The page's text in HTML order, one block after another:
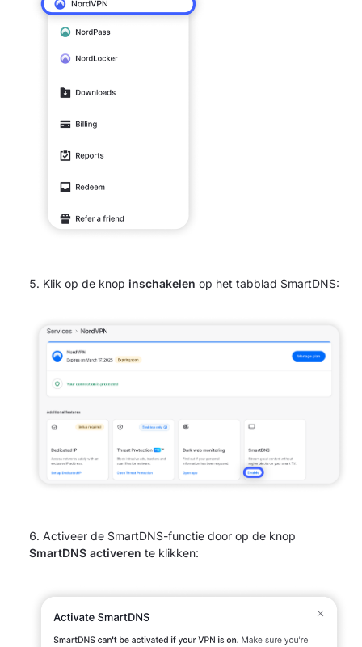
Klik op de knop inschakelen op het tabblad SmartDNS:
Activeer de SmartDNS-functie door op de knop
SmartDNS activeren te klikken: